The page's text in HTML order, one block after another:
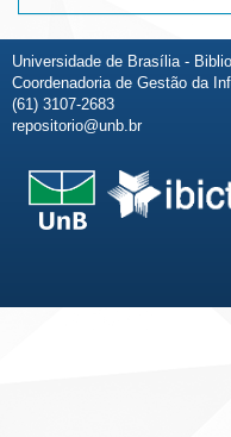
Universidade de Brasília -
Coordenadoria de Gestão da
(61) 3107-2683
repositorio@unb.br